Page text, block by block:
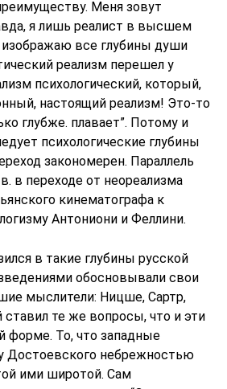
Меня зовут
я лишь реалист в высшем
изображаю все глубины души
реализм перешел у
психологический, который,
настоящий реализм! Это-то
глубже. плавает”. Потому и
психологические глубины
закономерен. Параллель
в переходе от неореализма
кинематографа к
Антониони и Феллини.
в такие глубины русской
обосновывали свои
мыслители: Ницше, Сартр,
те же вопросы, что и эти
форме. То, что западные
Достоевского небрежностью
ими широтой. Сам